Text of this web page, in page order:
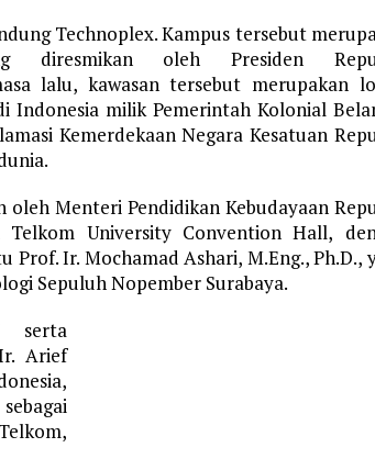
Technoplex. Kampus tersebut
diresmikan oleh Presiden
lalu, kawasan tersebut merupakan
milik Pemerintah Kolonial
Kemerdekaan Negara Kesatuan
oleh Menteri Pendidikan Kebudayaan
University Convention Hall,
Prof. Ir. Mochamad Ashari, M.Eng., Ph.D.,
Sepuluh Nopember Surabaya.
serta
Arief